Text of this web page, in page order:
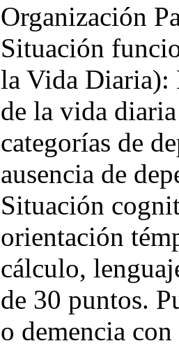
Organización
Situación
la Vida Diaria):
de la vida
categorías de
ausencia de
Situación
orientación
cálculo,
de 30 puntos.
o demencia